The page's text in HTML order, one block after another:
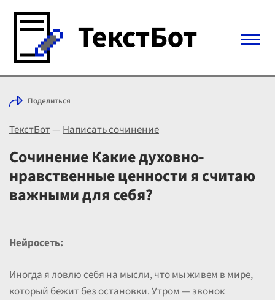
Войти с Telegram
Выбрать режим
Цены
Поделиться
ТекстБот—Написать сочинение
Сочинение Какие духовно-
нравственные ценности я считаю
важными для себя?
Нейросеть:
Иногда я ловлю себя на мысли, что мы живем в мире,
который бежит без остановки. Утром — звонок